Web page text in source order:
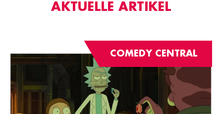
AKTUELLE ARTIKEL
COMEDY CENTRAL